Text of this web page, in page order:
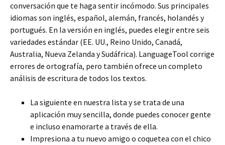
conversación que te haga sentir incómodo. Sus principales
idiomas son inglés, español, alemán, francés, holandés y
portugués. En la versión en inglés, puedes elegir entre seis
variedades estándar (EE. UU., Reino Unido, Canadá,
Australia, Nueva Zelanda y Sudáfrica). LanguageTool corrige
errores de ortografía, pero también ofrece un completo
análisis de escritura de todos los textos.
La siguiente en nuestra lista y se trata de una
aplicación muy sencilla, donde puedes conocer gente
e incluso enamorarte a través de ella.
Impresiona a tu nuevo amigo o coquetea con el chico